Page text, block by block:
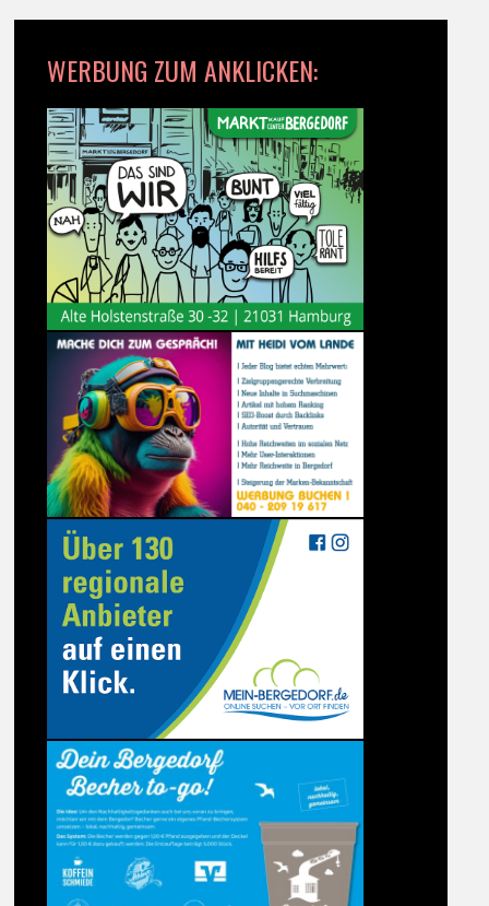
WERBUNG ZUM ANKLICKEN: